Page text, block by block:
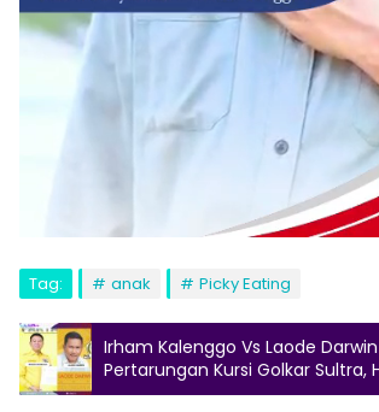
Tag: anak Picky Eating
Irham Kalenggo Vs Laode
Pertarungan Kursi Golkar Sultra,
Mundur?